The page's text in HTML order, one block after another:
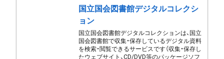
国立国会図書館デジタルコレクシ
ョン
国立国会図書館デジタルコレクションは、国立
国会図書館で収集・保存しているデジタル資料
を検索・閲覧できるサービスです（収集・保存し
たウェブサイト、CD/DVD等のパッケージソフ